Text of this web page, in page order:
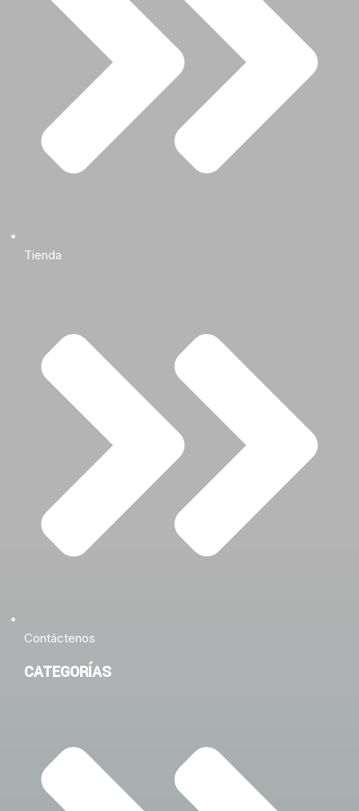
Tienda
Contáctenos
CATEGORÍAS